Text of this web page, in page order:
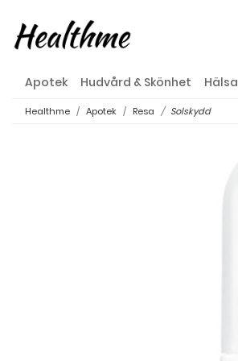
Apotek Hudvård & Skönhet Hälsa
Healthme Apotek Resa Solskydd